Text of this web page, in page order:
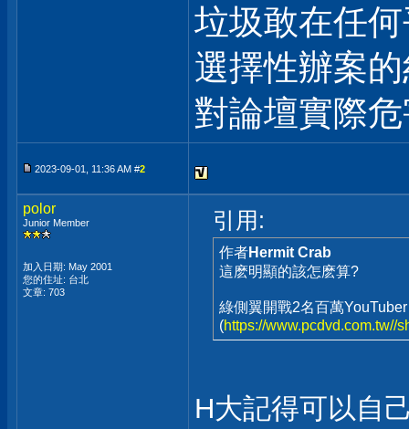
垃圾敢在任
選擇性辦案
對論壇實際
2023-09-01, 11:36 AM #2
polor
Junior Member
加入日期: May 2001
您的住址: 台北
文章: 703
引用:
作者Hermit Crab
這麽明顯的該怎麽算?
綠側翼開戰2名百萬
(https://www.pcdvd.com.tw//
H大記得可以自